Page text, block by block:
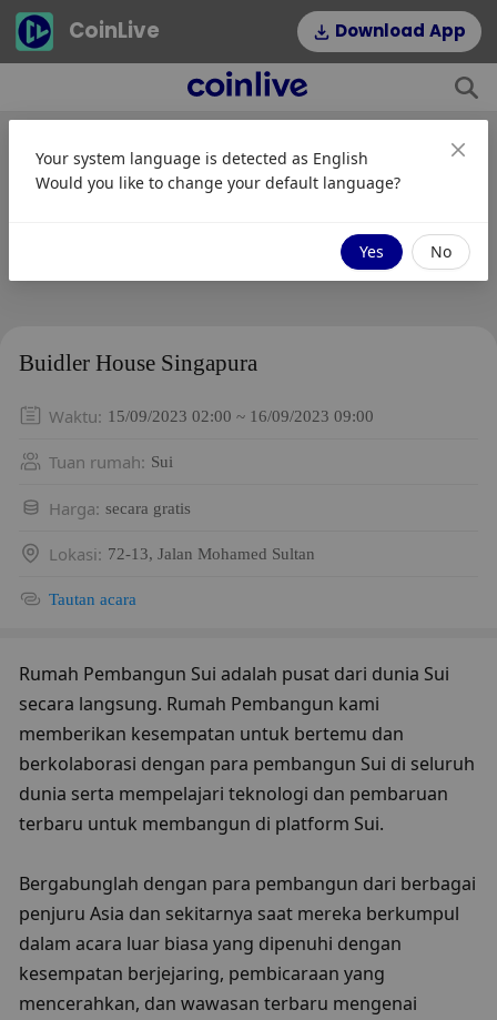
CoinLive Download App
Buidler House Singapura
Waktu: 15/09/2023 02:00 ~ 16/09/2023 09:00
Tuan rumah: Sui
Harga: secara gratis
Lokasi: 72-13, Jalan Mohamed Sultan
Tautan acara
Rumah Pembangun Sui adalah pusat dari dunia Sui
secara langsung. Rumah Pembangun kami
memberikan kesempatan untuk bertemu dan
berkolaborasi dengan para pembangun Sui di seluruh
dunia serta mempelajari teknologi dan pembaruan
terbaru untuk membangun di platform Sui.
Bergabunglah dengan para pembangun dari berbagai
penjuru Asia dan sekitarnya saat mereka berkumpul
dalam acara luar biasa yang dipenuhi dengan
kesempatan berjejaring, pembicaraan yang
mencerahkan, dan wawasan terbaru mengenai
Your system language is detected as English
Would you like to change your default language?
Yes No